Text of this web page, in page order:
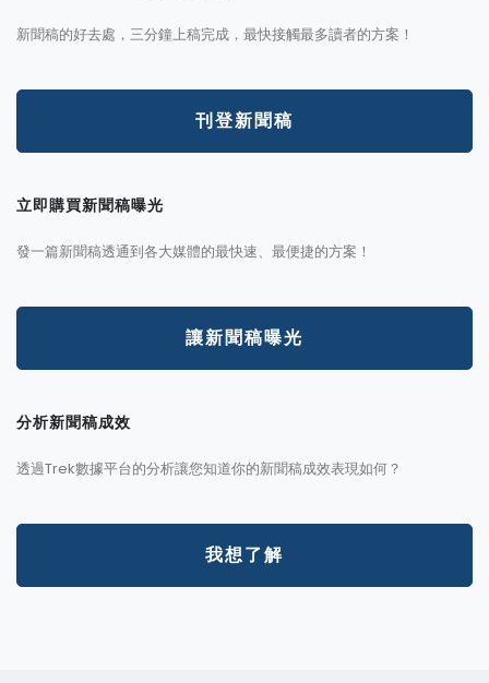
新聞稿的好去處，三分鐘上稿完成，最快接觸最多讀者的方案！
刊登新聞稿
立即購買新聞稿曝光
發一篇新聞稿透通到各大媒體的最快速、最便捷的方案！
讓新聞稿曝光
分析新聞稿成效
透過Trek數據平台的分析讓您知道你的新聞稿成效表現如何？
我想了解